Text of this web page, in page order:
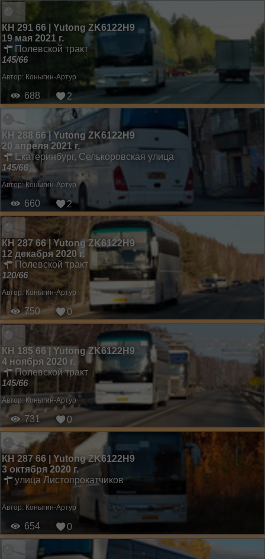
КН 291 66 | Yutong ZK6122H9
19 мая 2021 г.
Полевской тракт
145/66
Автор: Коныгин-Артур
688 2
КН 288 66 | Yutong ZK6122H9
20 апреля 2021 г.
Екатеринбург, Селькоровская улица
145/66
Автор:Коныгин-Артур
660 2
КН 287 66 | Yutong ZK6122H9
12 декабря 2020 г.
Полевской тракт
120/66
Автор: Коныгин-Артур
750 0
КН 185 66 | Yutong ZK6122H9
4 ноября 2020 г.
Полевской тракт
145/66
Автор: Коныгин-Артур
731 0
КН 287 66 | Yutong ZK6122H9
3 октября 2020 г.
улица Листопрокатчиков
Автор: Коныгин-Артур
654 0